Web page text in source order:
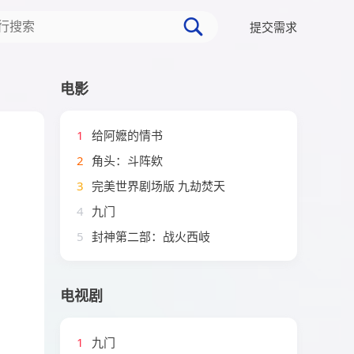
提交需求
电影
1
给阿嬷的情书
2 角头：斗阵欸
3 完美世界剧场版 九劫焚天
4 九门
5 封神第二部：战火西岐
电视剧
1 九门